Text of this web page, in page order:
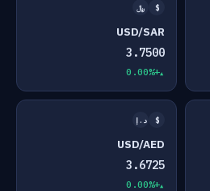
$ ﷼
USD/SAR
3.7500
+0.00%
$ د.إ
USD/AED
3.6725
+0.00%